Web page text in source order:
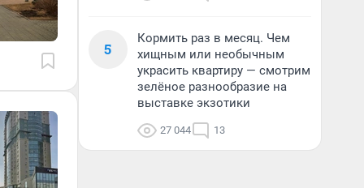
5
Кормить раз в месяц. Чем
хищным или необычным
украсить квартиру — смотрим
зелёное разнообразие на
выставке экзотики
27 044 13